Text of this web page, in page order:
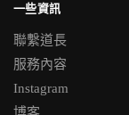
一些資訊
聯繫道長
服務內容
Instagram
博客